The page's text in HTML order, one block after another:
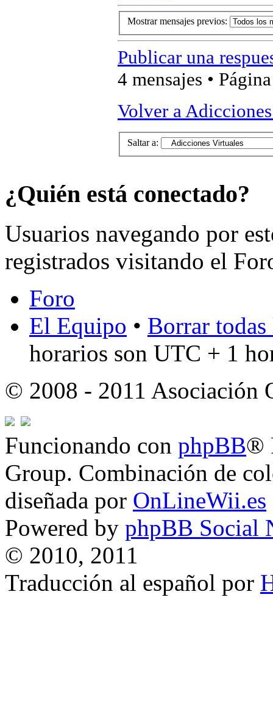
Mostrar mensajes previos:
Publicar una
4 mensajes •
Volver a
Saltar a:
¿Quién está conectado?
Usuarios navegando por
registrados visitando el
Foro
El Equipo • Borrar
horarios son UTC + 1
© 2008 - 2011 Asociación
Funcionando con phpBB®
Group. Combinación de
diseñada por OnLineWii.es
Powered by phpBB Social
© 2010, 2011
Traducción al español por